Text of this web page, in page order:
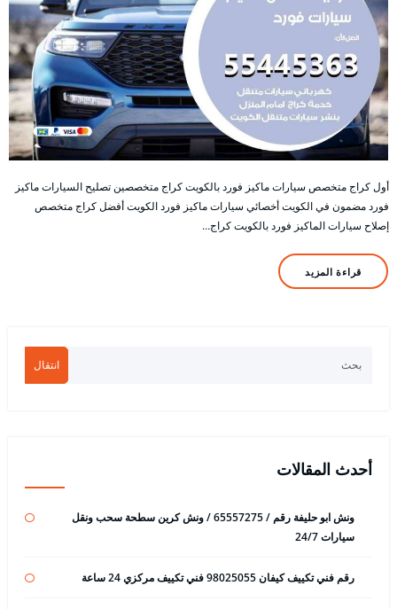
أول كراج متخصص سيارات ماكيز فورد بالكويت كراج متخصصين تصليح السيارات ماكيز
فورد مضمون في الكويت أخصائي سيارات ماكيز فورد الكويت أفضل كراج متخصص
إصلاح سيارات الماكيز فورد بالكويت كراج…
قراءة المزيد
انتقال
أحدث المقالات
ونش ابو حليفة رقم / 65557275 / ونش كرين سطحة سحب ونقل
سيارات 24/7
رقم فني تكييف كيفان 98025055 فني تكييف مركزي 24 ساعة